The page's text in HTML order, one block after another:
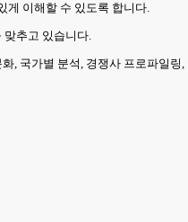
게 이해할 수 있도록 합니다.
추고 있습니다.
국가별 분석, 경쟁사 프로파일